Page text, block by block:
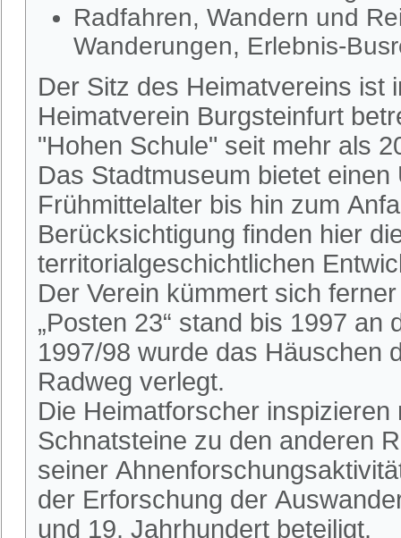
Radfahren, Wandern und
Wanderungen, Erlebnis-
Der Sitz des Heimatvereins ist
Heimatverein Burgsteinfurt
"Hohen Schule" seit mehr als
Das Stadtmuseum bietet
Frühmittelalter bis hin zum
Berücksichtigung finden hier
territorialgeschichtlichen
Der Verein kümmert sich
„Posten 23“ stand bis 1997
1997/98 wurde das Häuschen
Radweg verlegt.
Die Heimatforscher
Schnatsteine zu den anderen
seiner
der Erforschung der
und 19. Jahrhundert beteiligt.